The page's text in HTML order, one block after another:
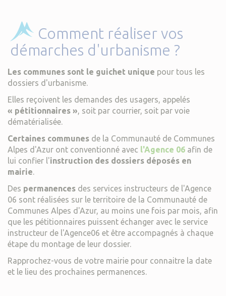
Comment réaliser vos
démarches d'urbanisme ?
Les communes sont le guichet unique pour tous les
dossiers d'urbanisme.
Elles reçoivent les demandes des usagers, appelés
« pétitionnaires », soit par courrier, soit par voie
dématérialisée.
Certaines communes de la Communauté de Communes
Alpes d'Azur ont conventionné avec l'Agence 06 afin de
lui confier l'instruction des dossiers déposés en
mairie.
Des permanences des services instructeurs de l'Agence
06 sont réalisées sur le territoire de la Communauté de
Communes Alpes d'Azur, au moins une fois par mois, afin
que les pétitionnaires puissent échanger avec le service
instructeur de l'Agence06 et être accompagnés à chaque
étape du montage de leur dossier.
Rapprochez-vous de votre mairie pour connaitre la date
et le lieu des prochaines permanences.